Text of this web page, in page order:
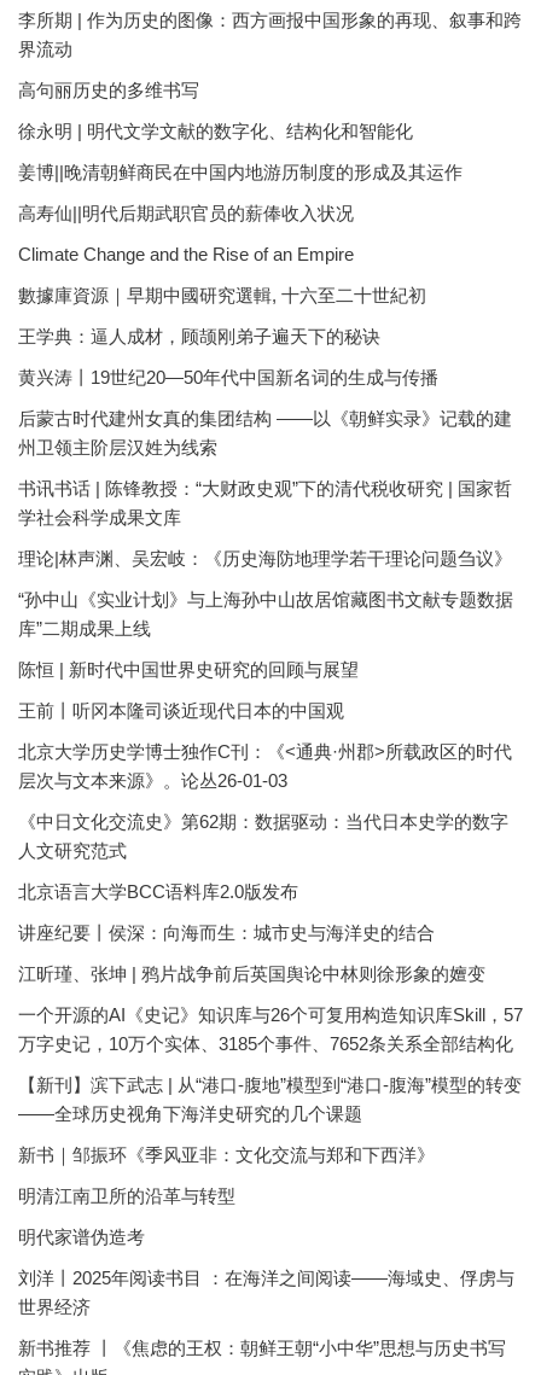
李所期 | 作为历史的图像：西方画报中国形象的再现、叙事和跨
界流动
高句丽历史的多维书写
徐永明 | 明代文学文献的数字化、结构化和智能化
姜博||晚清朝鲜商民在中国内地游历制度的形成及其运作
高寿仙||明代后期武职官员的薪俸收入状况
Climate Change and the Rise of an Empire
數據庫資源｜早期中國研究選輯, 十六至二十世紀初
王学典：逼人成材，顾颉刚弟子遍天下的秘诀
黄兴涛丨19世纪20—50年代中国新名词的生成与传播
后蒙古时代建州女真的集团结构 ——以《朝鲜实录》记载的建
州卫领主阶层汉姓为线索
书讯书话 | 陈锋教授：“大财政史观”下的清代税收研究 | 国家哲
学社会科学成果文库
理论|林声渊、吴宏岐：《历史海防地理学若干理论问题刍议》
“孙中山《实业计划》与上海孙中山故居馆藏图书文献专题数据
库”二期成果上线
陈恒 | 新时代中国世界史研究的回顾与展望
王前丨听冈本隆司谈近现代日本的中国观
北京大学历史学博士独作C刊：《<通典·州郡>所载政区的时代
层次与文本来源》。论丛26-01-03
《中日文化交流史》第62期：数据驱动：当代日本史学的数字
人文研究范式
北京语言大学BCC语料库2.0版发布
讲座纪要丨侯深：向海而生：城市史与海洋史的结合
江昕瑾、张坤 | 鸦片战争前后英国舆论中林则徐形象的嬗变
一个开源的AI《史记》知识库与26个可复用构造知识库Skill，57
万字史记，10万个实体、3185个事件、7652条关系全部结构化
【新刊】滨下武志 | 从“港口-腹地”模型到“港口-腹海”模型的转变
——全球历史视角下海洋史研究的几个课题
新书｜邹振环《季风亚非：文化交流与郑和下西洋》
明清江南卫所的沿革与转型
明代家谱伪造考
刘洋丨2025年阅读书目 ：在海洋之间阅读——海域史、俘虏与
世界经济
新书推荐 丨《焦虑的王权：朝鲜王朝“小中华”思想与历史书写